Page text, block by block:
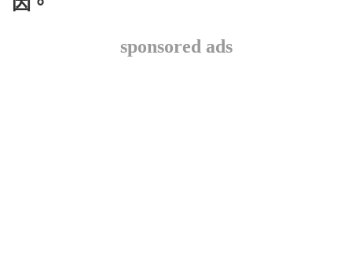
sponsored ads